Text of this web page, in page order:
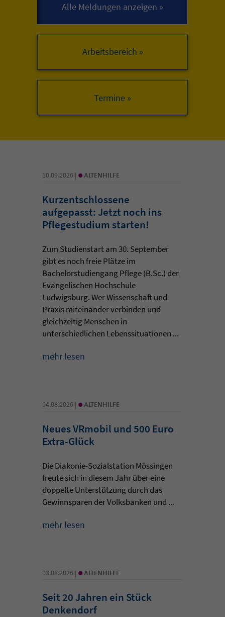
Arbeitsbereich »
10.09.2026 | • ALTENHILFE
Kurzentschlossene
aufgepasst: Jetzt noch ins
Pflegestudium starten!
Zum Studienstart am 30. September
gibt es noch freie Plätze im
Bachelorstudiengang Pflege (B.Sc.) der
Evangelischen Hochschule
Ludwigsburg. Wer Wissenschaft und
Praxis miteinander verbinden und
gleichzeitig Menschen in
unterschiedlichen Lebenssituationen ...
mehr lesen
04.08.2026 | • ALTENHILFE
Neues VRmobil und 500 Euro
Extra-Glück
Die Diakonie-Sozialstation Mössingen
freute sich in diesem Jahr über eine
doppelte Unterstützung durch das
Gewinnsparen der Volksbanken und ...
mehr lesen
03.08.2026 | • ALTENHILFE
Seit 20 Jahren ein Stück
Denkendorf